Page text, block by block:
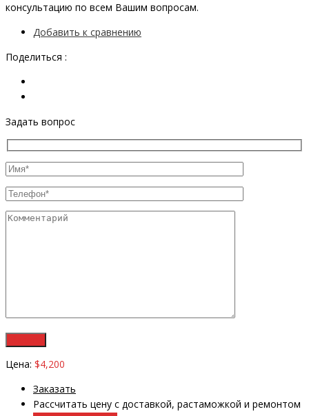
консультацию по всем Вашим вопросам.
Добавить к сравнению
Поделиться :
Задать вопрос
Цена: $4,200
Заказать
Рассчитать цену с доставкой, растаможкой и ремонтом